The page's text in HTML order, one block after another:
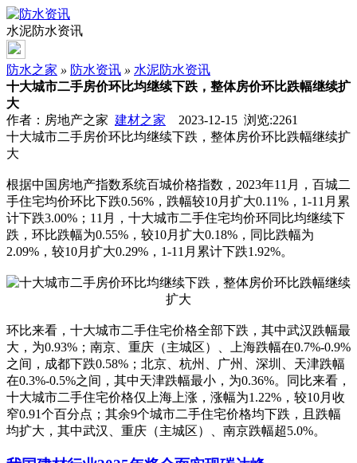
水泥防水资讯
防水之家 » 防水资讯 » 水泥防水资讯
十大城市二手房价环比均继续下跌，整体房价环比跌幅继续扩
大
作者：房地产之家 建材之家 2023-12-15 浏览:2261
十大城市二手房价环比均继续下跌，整体房价环比跌幅继续扩
大
根据中国房地产指数系统百城价格指数，2023年11月，百城二
手住宅均价环比下跌0.56%，跌幅较10月扩大0.11%，1-11月累
计下跌3.00%；11月，十大城市二手住宅均价环同比均继续下
跌，环比跌幅为0.55%，较10月扩大0.18%，同比跌幅为
2.09%，较10月扩大0.29%，1-11月累计下跌1.92%。
环比来看，十大城市二手住宅价格全部下跌，其中武汉跌幅最
大，为0.93%；南京、重庆（主城区）、上海跌幅在0.7%-0.9%
之间，成都下跌0.58%；北京、杭州、广州、深圳、天津跌幅
在0.3%-0.5%之间，其中天津跌幅最小，为0.36%。同比来看，
十大城市二手住宅价格仅上海上涨，涨幅为1.22%，较10月收
窄0.91个百分点；其余9个城市二手住宅价格均下跌，且跌幅
均扩大，其中武汉、重庆（主城区）、南京跌幅超5.0%。